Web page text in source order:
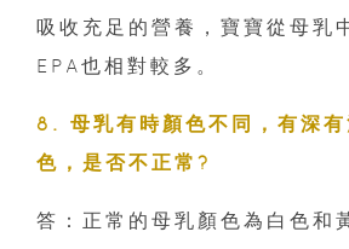
吸收充足的營養，寶寶從母乳
EPA也相對較多。
8. 母乳有時顏色不同，有深有
色，是否不正常?
答：正常的母乳顏色為白色和